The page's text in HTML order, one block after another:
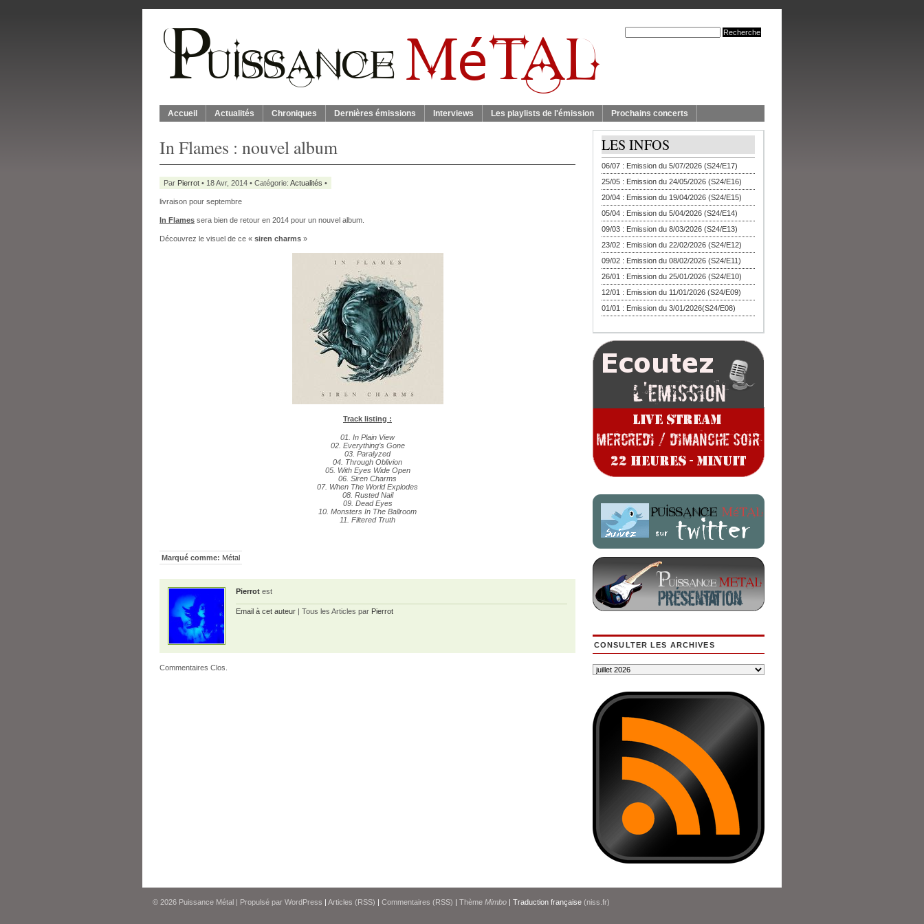
Accueil Actualités Chroniques Dernières émissions Interviews Les playlists de l'émission Prochains concerts
In Flames : nouvel album
Par Pierrot • 18 Avr, 2014 • Catégorie: Actualités •
livraison pour septembre
In Flames sera bien de retour en 2014 pour un nouvel album.
Découvrez le visuel de ce « siren charms »
Track listing :
01. In Plain View
02. Everything’s Gone
03. Paralyzed
04. Through Oblivion
05. With Eyes Wide Open
06. Siren Charms
07. When The World Explodes
08. Rusted Nail
09. Dead Eyes
10. Monsters In The Ballroom
11. Filtered Truth
Marqué comme: Métal
Pierrot est
Email à cet auteur | Tous les Articles par Pierrot
Commentaires Clos.
LES INFOS
06/07 : Emission du 5/07/2026 (S24/E17)
25/05 : Emission du 24/05/2026 (S24/E16)
20/04 : Emission du 19/04/2026 (S24/E15)
05/04 : Emission du 5/04/2026 (S24/E14)
09/03 : Emission du 8/03/2026 (S24/E13)
23/02 : Emission du 22/02/2026 (S24/E12)
09/02 : Emission du 08/02/2026 (S24/E11)
26/01 : Emission du 25/01/2026 (S24/E10)
12/01 : Emission du 11/01/2026 (S24/E09)
01/01 : Emission du 3/01/2026(S24/E08)
CONSULTER LES ARCHIVES
© 2026 Puissance Métal | Propulsé par WordPress | Articles (RSS) | Commentaires (RSS) | Thème Mimbo | Traduction française (niss.fr)